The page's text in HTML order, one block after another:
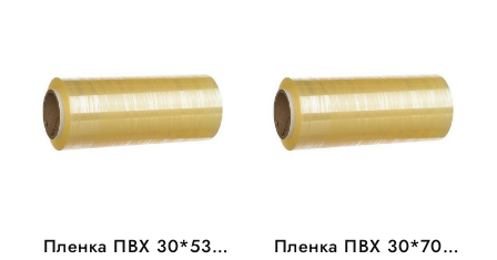
Пленка ПВХ 30*530
Пленка ПВХ 30*700